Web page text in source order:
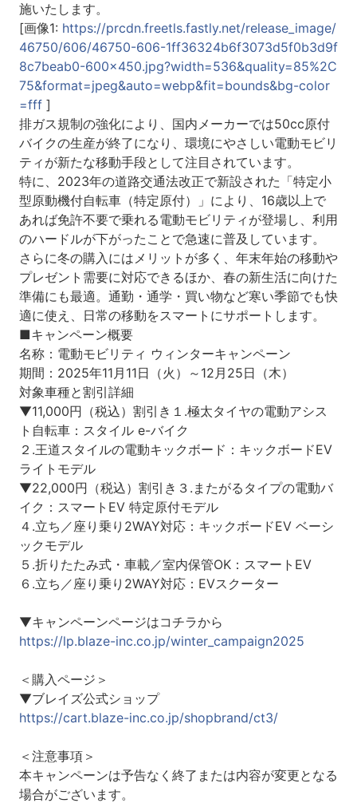
施いたします。
[画像1: https://prcdn.freetls.fastly.net/release_image/
46750/606/46750-606-1ff36324b6f3073d5f0b3d9f
8c7beab0-600x450.jpg?width=536&quality=85%2C
75&format=jpeg&auto=webp&fit=bounds&bg-color
=fff]
排ガス規制の強化により、国内メーカーでは50cc原付
バイクの生産が終了になり、環境にやさしい電動モビリ
ティが新たな移動手段として注目されています。
特に、2023年の道路交通法改正で新設された「特定小
型原動機付自転車（特定原付）」により、16歳以上で
あれば免許不要で乗れる電動モビリティが登場し、利用
のハードルが下がったことで急速に普及しています。
さらに冬の購入にはメリットが多く、年末年始の移動や
プレゼント需要に対応できるほか、春の新生活に向けた
準備にも最適。通勤・通学・買い物など寒い季節でも快
適に使え、日常の移動をスマートにサポートします。
■キャンペーン概要
名称：電動モビリティ ウィンターキャンペーン
期間：2025年11月11日（火）～12月25日（木）
対象車種と割引詳細
▼11,000円（税込）割引き１.極太タイヤの電動アシス
ト自転車：スタイル e-バイク
２.王道スタイルの電動キックボード：キックボードEV
ライトモデル
▼22,000円（税込）割引き３.またがるタイプの電動バ
イク：スマートEV 特定原付モデル
４.立ち／座り乗り2WAY対応：キックボードEV ベーシ
ックモデル
５.折りたたみ式・車載／室内保管OK：スマートEV
６.立ち／座り乗り2WAY対応：EVスクーター
▼キャンペーンページはコチラから
https://lp.blaze-inc.co.jp/winter_campaign2025
＜購入ページ＞
▼ブレイズ公式ショップ
https://cart.blaze-inc.co.jp/shopbrand/ct3/
＜注意事項＞
本キャンペーンは予告なく終了または内容が変更となる
場合がございます。